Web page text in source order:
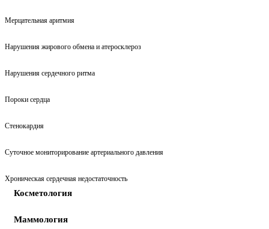
Мерцательная аритмия
Нарушения жирового обмена и атеросклероз
Нарушения сердечного ритма
Пороки сердца
Стенокардия
Суточное мониторирование артериального давления
Хроническая сердечная недостаточность
Косметология
Маммология